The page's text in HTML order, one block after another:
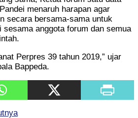
menaruh harapan agar
secara bersama-sama untuk
sesama anggota forum dan semua
Perpres 39 tahun 2019,” ujar
Bappeda.